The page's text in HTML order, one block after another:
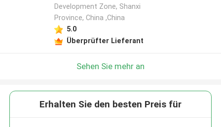
Development Zone, Shanxi
Province, China ,China
5.0
Überprüfter Lieferant
Sehen Sie mehr an
Erhalten Sie den besten Preis für